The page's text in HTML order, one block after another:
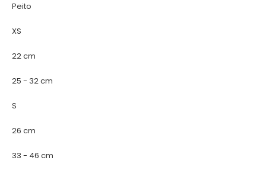
Peito
XS
22 cm
25 - 32 cm
S
26 cm
33 - 46 cm